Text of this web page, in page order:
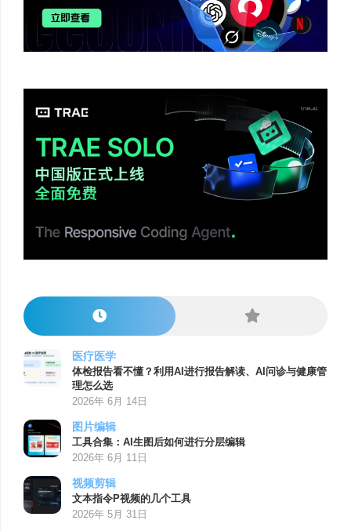
医疗医学
体检报告看不懂？利用AI进行报告解读、AI问诊与健康管
理怎么选
2026年 6月 14日
图片编辑
工具合集：AI生图后如何进行分层编辑
2026年 6月 11日
视频剪辑
文本指令P视频的几个工具
2026年 5月 31日